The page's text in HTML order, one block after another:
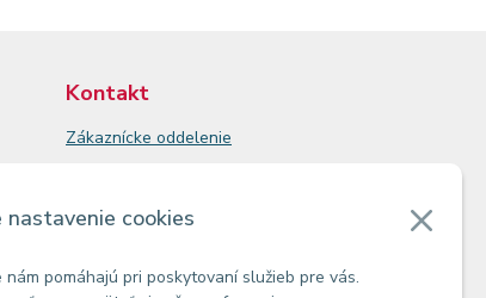
nastavenie cookies
nám pomáhajú pri poskytovaní služieb pre vás.
Kontakt
Zákaznícke oddelenie
Odberné miesta